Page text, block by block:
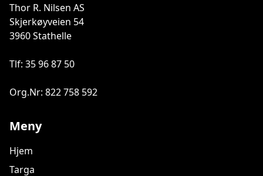
Thor R. Nilsen AS
Skjerkøyveien 54
3960 Stathelle
Tlf: 35 96 87 50
Org.Nr: 822 758 592
Meny
Hjem
Targa